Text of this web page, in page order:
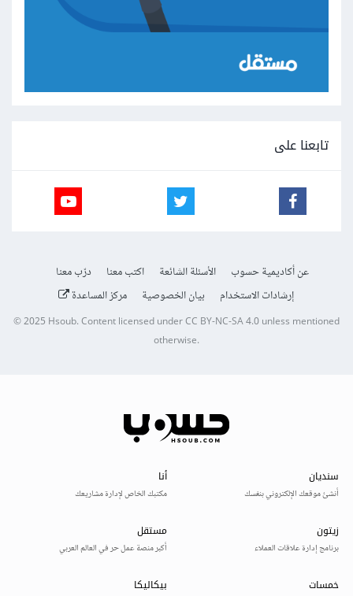
تابعنا على
عن أكاديمية حسوب الأسئلة الشائعة اكتب معنا
درّب معنا
إرشادات الاستخدام
بيان الخصوصية مركز المساعدة
© 2025Hsoub.Content licensed underCC BY-NC-SA 4.0unless mentioned
otherwise.